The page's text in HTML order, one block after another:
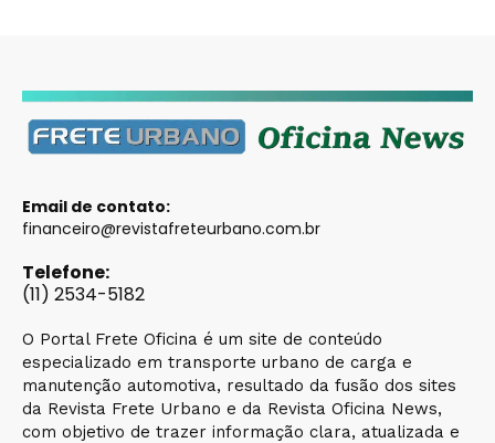
Email de contato:
financeiro@revistafreteurbano.com.br
Telefone:
(11) 2534-5182
O Portal Frete Oficina é um site de conteúdo
especializado em transporte urbano de carga e
manutenção automotiva, resultado da fusão dos sites
da Revista Frete Urbano e da Revista Oficina News,
com objetivo de trazer informação clara, atualizada e